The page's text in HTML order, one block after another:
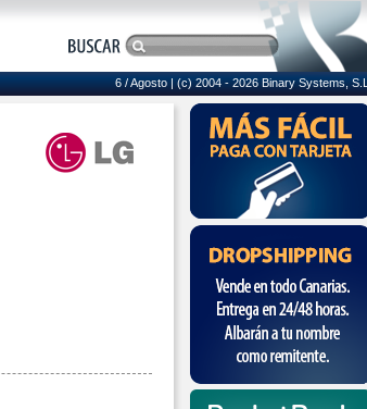
6 / Agosto | (c) 2004 - 2026 Binary Systems, S.L.